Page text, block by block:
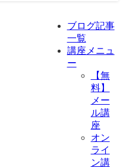
ブログ記事
一覧
講座メニュ
ー
【無
料】
メー
ル講
座
オン
ライ
ン講